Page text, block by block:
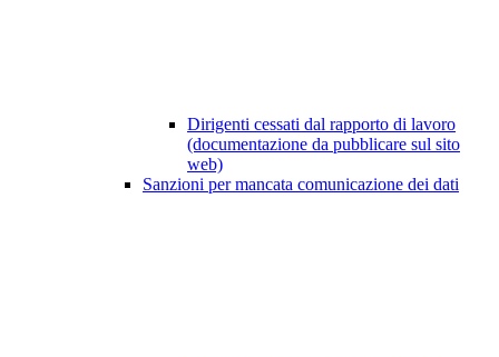
Dirigenti cessati dal rapporto di lavoro
(documentazione da pubblicare sul sito
web)
Sanzioni per mancata comunicazione dei dati